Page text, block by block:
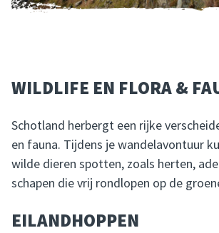
WILDLIFE EN FLORA &
Schotland herbergt een rijke
en fauna. Tijdens je wandelavontuur
wilde dieren spotten, zoals herten,
schapen die vrij rondlopen op de
EILANDHOPPEN